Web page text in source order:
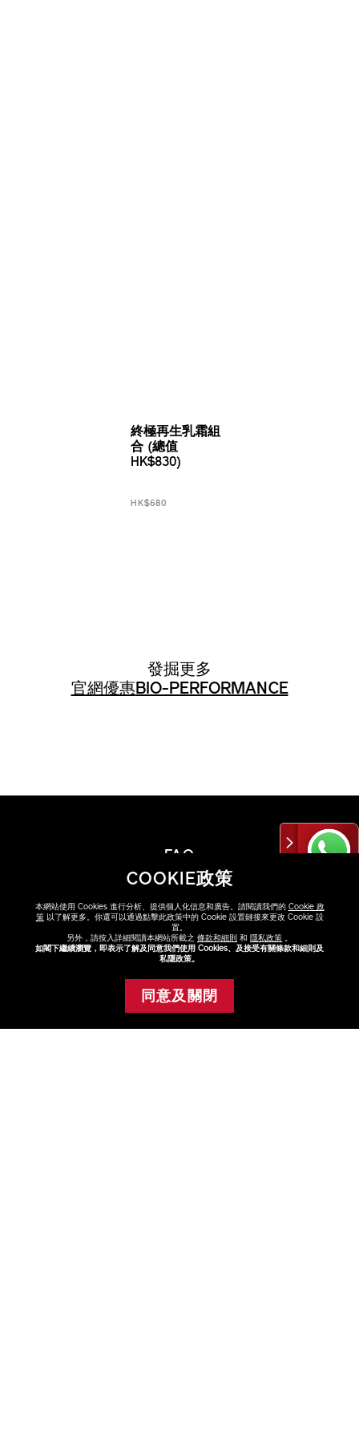
終極再生乳霜組
合 (總值
HK$830)
HK$680
發掘更多
官網優惠 BIO-PERFORMANCE
COOKIE政策
本網站使用 Cookies 進行分析、提供個人化信息和廣告。請閱讀我們的 Cookie 政
策以了解更多。你還可以通過點擊此政策中的 Cookie 設置鏈接來更改 Cookie 設
置。
另外，請按入詳細閱讀本網站所載之 條款和細則 和 隱私政策 。
如閣下繼續瀏覽，即表示了解及同意我們使用 Cookies、及接受有關條款和細則及
私隱政策。
同意及關閉
FAQ
點擊FAQ了解更多
查看
尋找專門店或專櫃
與美容顧問選購最適合你的產品